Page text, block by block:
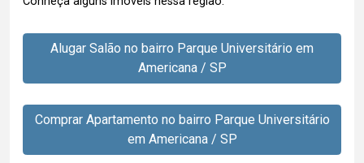
Alugar Salão no bairro Parque Universitário em
Americana / SP
Comprar Apartamento no bairro Parque Universitário
em Americana / SP